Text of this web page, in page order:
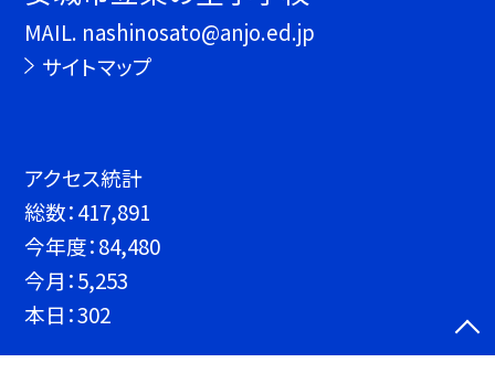
MAIL. nashinosato@anjo.ed.jp
サイトマップ
アクセス統計
総数：417,891
今年度：84,480
今月：5,253
本日：302